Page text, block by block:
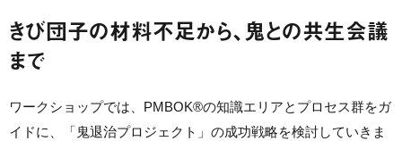
きび団子の材料不足から、鬼との共生会議
まで
ワークショップでは、PMBOK®の知識エリアとプロセス群をガ
イドに、「鬼退治プロジェクト」の成功戦略を検討していきま